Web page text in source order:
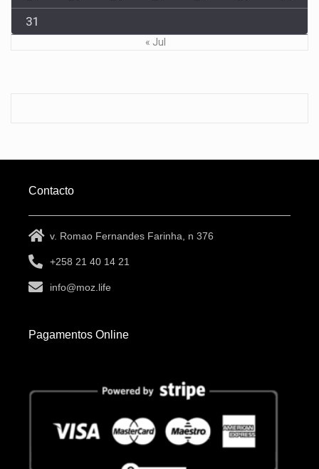
31
« Jul
Contacto
v. Romao Fernandes Farinha, n 376
+258 21 40 14 21
info@moz.life
Pagamentos Online